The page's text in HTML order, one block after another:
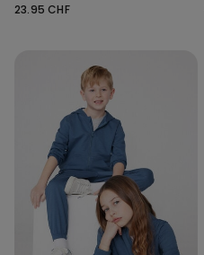
23.95 CHF